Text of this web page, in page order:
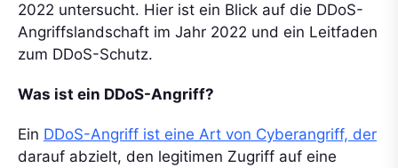
2022 untersucht. Hier ist ein Blick auf die DDoS-
Angriffslandschaft im Jahr 2022 und ein Leitfaden
zum DDoS-Schutz.
Was ist ein DDoS-Angriff?
Ein DDoS-Angriff ist eine Art von Cyberangriff, der
darauf abzielt, den legitimen Zugriff auf eine